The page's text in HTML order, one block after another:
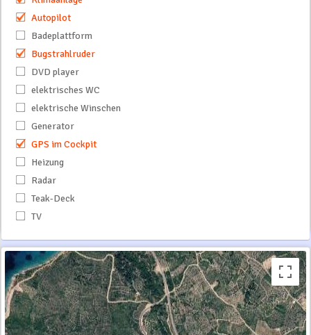
Autopilot
Badeplattform
Bugstrahlruder
DVD player
elektrisches WC
elektrische Winschen
Generator
GPS im Cockpit
Heizung
Radar
Teak-Deck
TV